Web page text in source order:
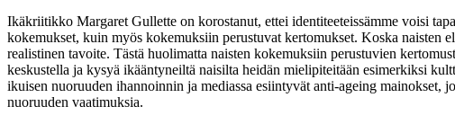
Ikäkriitikko Margaret Gullette on korostanut, ettei identiteeteissämme voisi
kokemukset, kuin myös kokemuksiin perustuvat kertomukset. Koska naisten
realistinen tavoite. Tästä huolimatta naisten kokemuksiin perustuvien
keskustella ja kysyä ikääntyneiltä naisilta heidän mielipiteitään esimerkiksi
ikuisen nuoruuden ihannoinnin ja mediassa esiintyvät anti-ageing mainokset,
nuoruuden vaatimuksia.